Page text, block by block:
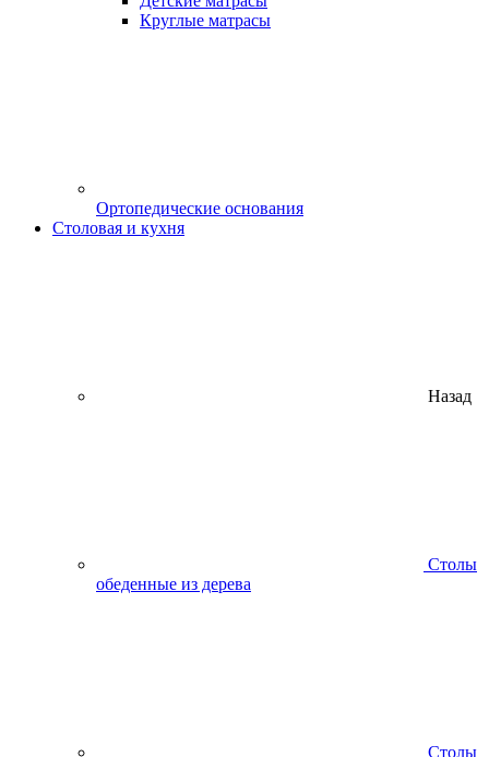
Круглые матрасы
Ортопедические основания
Столовая и кухня
Назад
Столы
обеденные из дерева
Столы